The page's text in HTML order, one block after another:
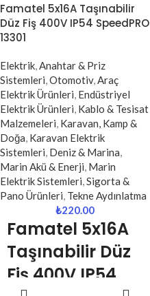
düzenli şekilde bağlanmasını
sağlayan profesyonel bağlantı
elemanıdır.
Yaylı (vidasız) bağlantı teknolojisi
sayesinde kabloları güçlü şekilde
kavrar, gevşeme riskini ortadan
kaldırır ve yüksek iletkenlik sunar.
4 girişli yapısı ile özellikle buat içi
dağıtım noktalarında pratik ve
düzenli bağlantılar oluşturur.
Kompakt tasarımı sayesinde dar
alanlarda rahat kullanım
sağlarken, alev geciktirici gövdesi
ile güvenli bir elektrik tesisatı
kurulmasına yardımcı olur.
Famatel 5x16A Taşınabilir
Düz Fiş 400V IP54 SpeedPRO
13301
Elektrik,Anahtar & Priz
Sistemleri,Otomotiv,Araç
Elektrik Ürünleri, Endüstriyel
Elektrik Ürünleri, Kablo & Tesisat
Malzemeleri, Karavan, Kamp &
Doğa, Karavan Elektrik
Sistemleri, Deniz & Marina,
Marin Akü & Enerji, Marin
Elektrik Sistemleri,Sigorta &
Pano Ürünleri, Tekne Aydınlatma
₺220.00
Famatel 5x16A
Taşınabilir Düz
Fiş 400V IP54